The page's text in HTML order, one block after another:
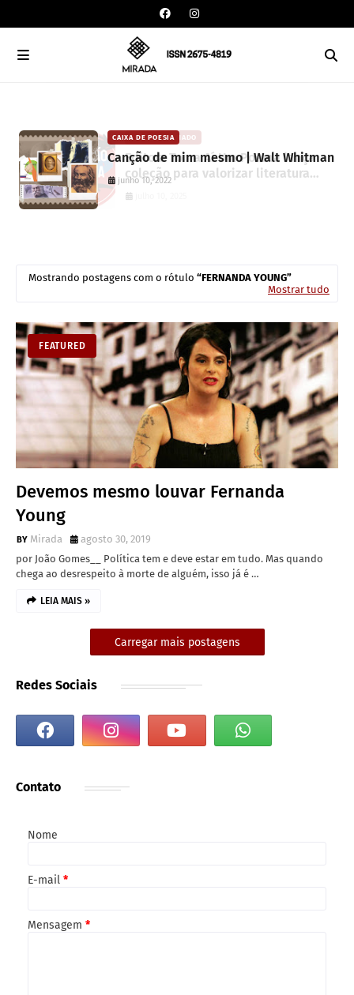
CARLOS MACHADO
Editora Toma Aí Um Poema lança
coleção para valorizar literatura
paranaense
CAIXA DE POESIA
Canção de mim mesmo | Walt Whitman
junho 10, 2022
Mostrando postagens com o rótulo
FERNANDA YOUNG
Mostrar tudo
FEATURED
Devemos mesmo louvar Fernanda
Young
Mirada
agosto 30, 2019
por João Gomes__ Política tem e deve estar em tudo. Mas quando
chega ao desrespeito à morte de alguém, isso já é …
LEIA MAIS »
Carregar mais postagens
Redes Sociais
Contato
Nome
E-mail *
Mensagem *